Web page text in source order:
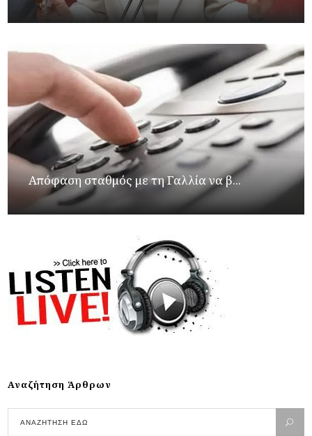
Απόφαση σταθμός με τη Γαλλία να β...
Αναζήτηση Άρθρων